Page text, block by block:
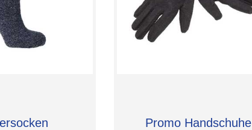
Promo Handschuhe